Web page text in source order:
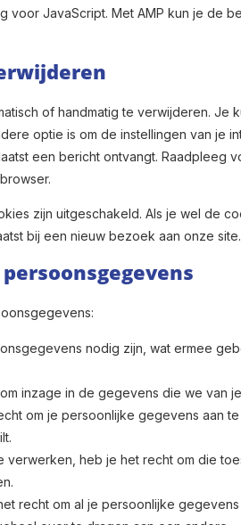
JavaScript. Met AMP kun je de
of handmatig te verwijderen. Je
optie is om de instellingen van je
een bericht ontvangt. Raadpleeg
zijn uitgeschakeld. Als je wel de
bij een nieuw bezoek aan onze site.
nodig zijn, wat ermee
inzage in de gegevens die we van
om je persoonlijke gegevens aan
heb je het recht om die
recht om al je persoonlijke